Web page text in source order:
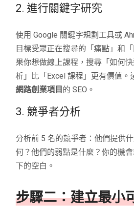
2. 進行關鍵字研究
使用 Google 關鍵字規劃工具或
目標受眾正在搜尋的「痛點」和
果你想做線上課程，搜尋「如何
析」比「Excel 課程」更有價值。
網路創業項目 的 SEO。
3. 競爭者分析
分析前 5 名的競爭者：他們提供
何？他們的弱點是什麼？你的機
下的空白。
步驟二：建立最小